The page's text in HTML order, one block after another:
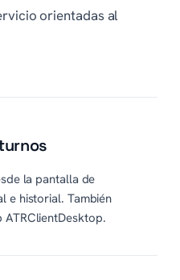
orientadas al
la pantalla de
e historial. También